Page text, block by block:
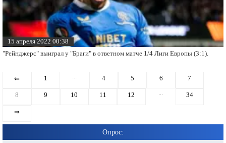
15 апреля 2022 00:38
"Рейнджерс" выиграл у "Браги" в ответном матче 1/4 Лиги Европы (3:1).
⇐ 1 ... 4 5 6 7
8 9 10 11 12 ... 34
⇒
Опрос: